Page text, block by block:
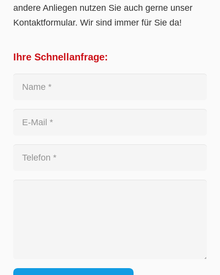
andere Anliegen nutzen Sie auch gerne unser
Kontaktformular. Wir sind immer für Sie da!
Ihre Schnellanfrage: